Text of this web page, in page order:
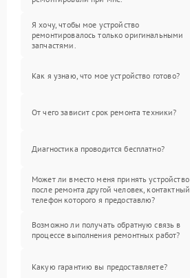
Я хочу, чтобы мое устройство
ремонтировалось только оригинальными
запчастями.
Как я узнаю, что мое устройство готово?
От чего зависит срок ремонта техники?
Диагностика проводится бесплатно?
Может ли вместо меня принять устройство
после ремонта другой человек, контактный
телефон которого я предоставлю?
Возможно ли получать обратную связь в
процессе выполнения ремонтных работ?
Какую гарантию вы предоставляете?